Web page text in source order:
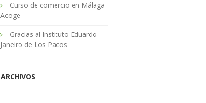
Curso de comercio en Málaga
Acoge
Gracias al Instituto Eduardo
Janeiro de Los Pacos
ARCHIVOS